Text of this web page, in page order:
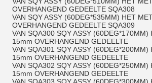
OVERHANGEND GEDEELTE SQA308
VAN SQY ASSY (60DEG*535MM) HET
OVERHANGEND GEDEELTE SQA309
VAN SQA300 SQY ASSY (60DEG*170MM)
15mm OVERHANGEND GEDEELTE
VAN SQA301 SQY ASSY (60DEG*200MM)
15mm OVERHANGEND GEDEELTE
VAN SQA302 SQY ASSY (60DEG*250MM)
15mm OVERHANGEND GEDEELTE